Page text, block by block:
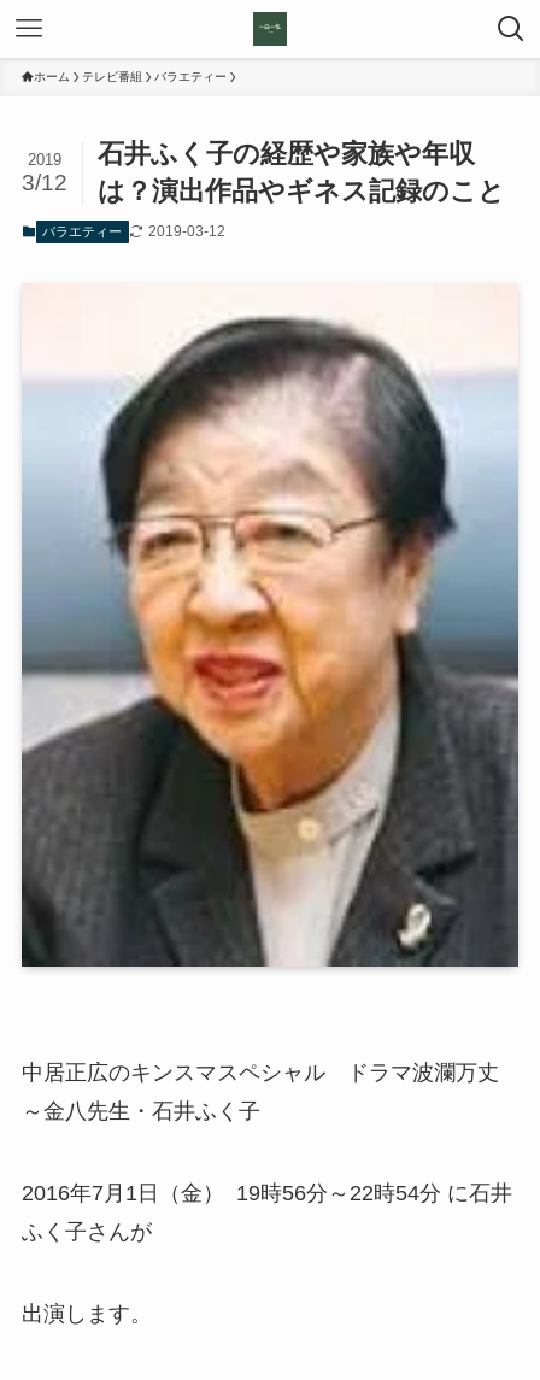
ホーム テレビ番組 バラエティー
石井ふく子の経歴や家族や年収
は？演出作品やギネス記録のこと
2019
3/12
バラエティー 2019-03-12
中居正広のキンスマスペシャル ドラマ波瀾万丈
～金八先生・石井ふく子
2016年7月1日（金） 19時56分～22時54分 に石井
ふく子さんが
出演します。